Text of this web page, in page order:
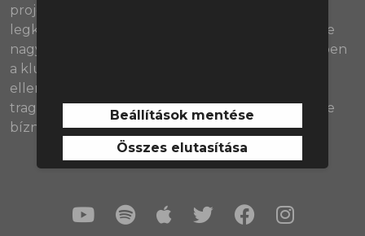
Beállítások mentése
Összes elutasítása
projektről. A sorsolásuk ugyan nem volt a
legkönnyebb, de a nyári igazolások után egyelőre
nagyon nem látszik megvalósulni az a játék, amiben
a klub és a szurkolók reménykedtek. A Chelsea
elleni meccsen különösen a védekezés nézett ki
tragikusan, de pontosan mi a probléma, és lehet-e
bízni a jobb folytatásban?(02:40:57)